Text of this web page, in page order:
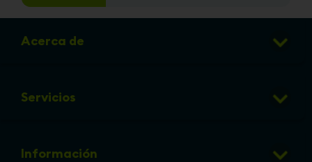
Acerca de
Club de Puntos
Preguntas frecuentes
Servicios
Veterinaria
Información